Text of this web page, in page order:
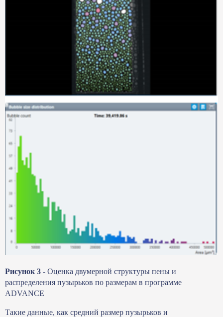
Рисунок 3 - Оценка двумерной структуры пены и
распределения пузырьков по размерам в программе
ADVANCE
Такие данные, как средний размер пузырьков и